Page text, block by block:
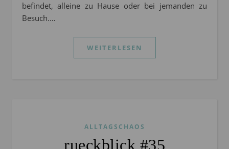
befindet, alleine zu Hause oder bei jemanden zu
Besuch.…
WEITERLESEN
ALLTAGSCHAOS
rueckblick #35